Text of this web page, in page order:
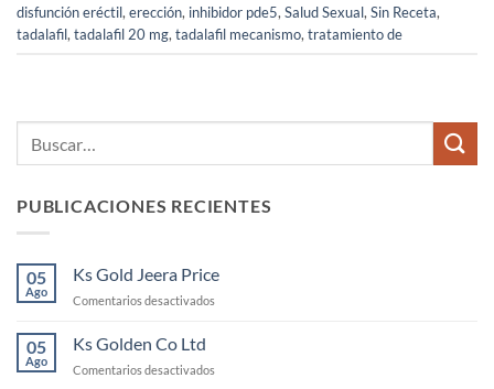
disfunción eréctil, erección, inhibidor pde5, Salud Sexual, Sin Receta,
tadalafil, tadalafil 20 mg, tadalafil mecanismo, tratamiento de
PUBLICACIONES RECIENTES
05
Ago
Ks Gold Jeera Price
Comentarios desactivados
Price
05
Ago
Ks Golden Co Ltd
Comentarios desactivados